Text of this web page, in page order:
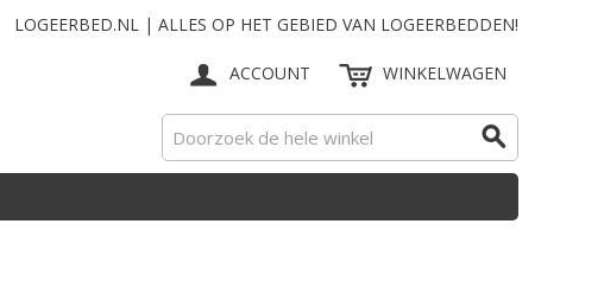
LOGEERBED.NL | ALLES OP HET GEBIED VAN LOGEERBEDDEN!
ACCOUNT WINKELWAGEN